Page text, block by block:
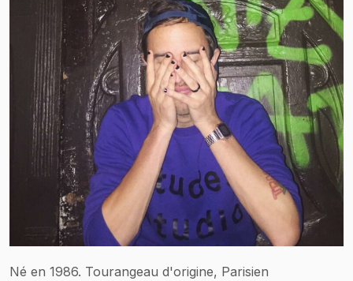
Né en 1986. Tourangeau d'origine, Parisien